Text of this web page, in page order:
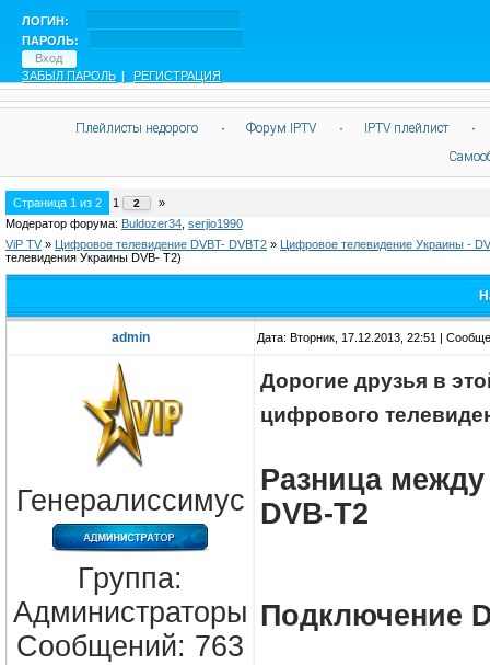
ЛОГИН:
ПАРОЛЬ:
ЗАБЫЛ ПАРОЛЬ | РЕГИСТРАЦИЯ
Плейлисты недорого · Форум IPTV · IPTV плейлист
·
Страница 1 из 2 1 2
»
Модератор форума: Buldozer34 serjio1990
ViP TV » Цифровое телевидение DVBT- DVBT2 »
Цифровое телевидение Украины -
телевидения Украины DVB- T2)
admin Дата: Вторник, 17.12.2013, 22:51 |
Генералиссимус
Группа:
Администраторы
Сообщений: 763
Дорогие друзья в
цифрового
Разница
DVB-T2
Подключение